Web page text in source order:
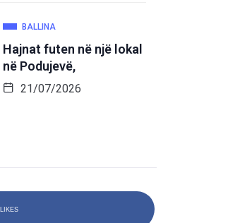
BALLINA
Hajnat futen në një lokal
në Podujevë,
21/07/2026
LIKES